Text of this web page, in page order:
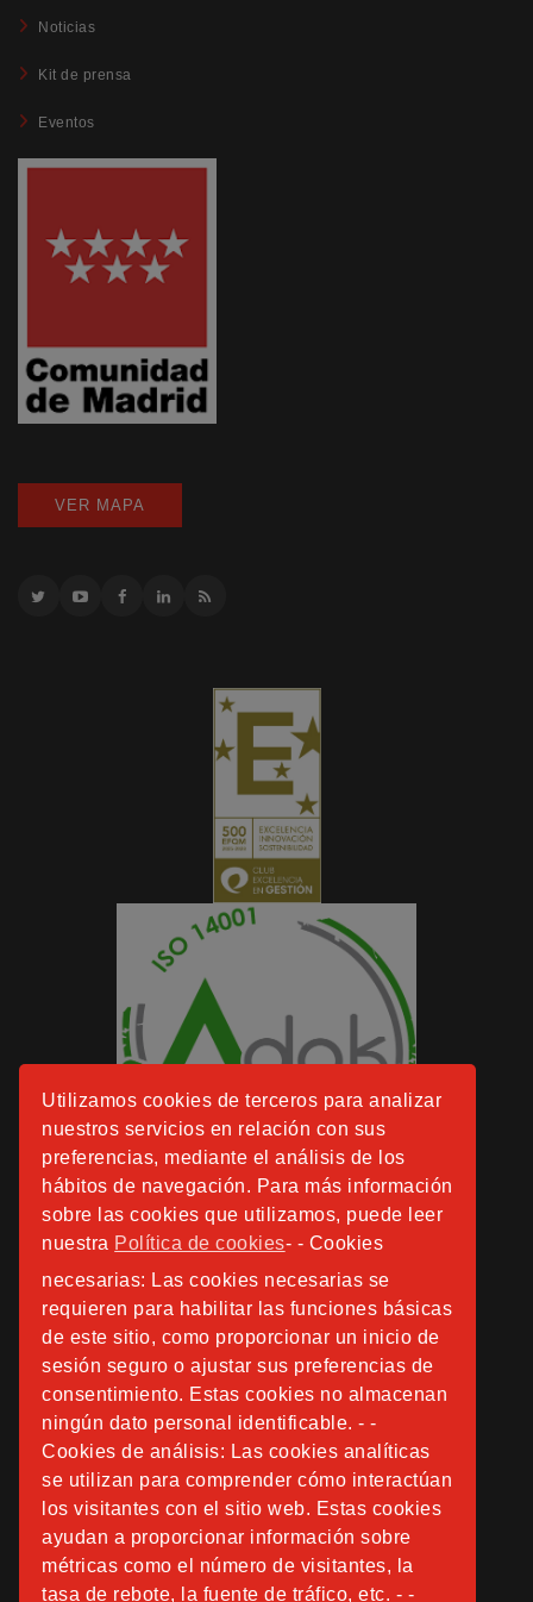
Utilizamos cookies de terceros para analizar
nuestros servicios en relación con sus
preferencias, mediante el análisis de los
hábitos de navegación. Para más información
sobre las cookies que utilizamos, puede leer
nuestra Política de cookies- - Cookies
necesarias: Las cookies necesarias se
requieren para habilitar las funciones básicas
de este sitio, como proporcionar un inicio de
sesión seguro o ajustar sus preferencias de
consentimiento. Estas cookies no almacenan
ningún dato personal identificable. - -
Cookies de análisis: Las cookies analíticas
se utilizan para comprender cómo interactúan
los visitantes con el sitio web. Estas cookies
ayudan a proporcionar información sobre
métricas como el número de visitantes, la
tasa de rebote, la fuente de tráfico, etc. - -
Noticias
Kit de prensa
Eventos
VER MAPA